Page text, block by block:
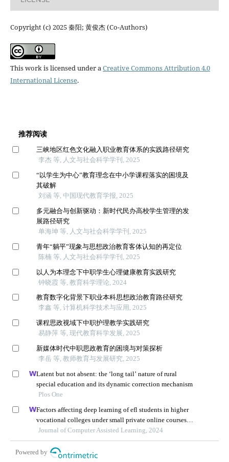
Copyright (c) 2025 秦阳; 黄俊杰 (Co-Authors)
This work is licensed under aCreative Commons Attribution 4.0
International License.
推荐阅读
三峡地区红色文化融入职业教育体系的实践路径研究
李杰 等, 人文与社会科学学刊, 2025
“以学生为中心”教育理念在中小学课程落实的困境及
其破解
刘涵 等, 中国现代教育学报, 2025
多元融合与创新驱动：新时代民办高校学生管理的发
展路径研究
单海坤 等, 人文与社会科学学刊, 2025
青年“躺平”现象与思想政治教育客体认知的再定位
陈楠 等, 人文与社会科学学刊, 2025
以人为本理念下中职学生心理健康教育实践研究
钟晓霞 等, 教育科学理论, 2024
教育数字化背景下职业本科思想政治教育路径研究
李鑫 等, 计算机科学技术与应用, 2025
课程思政视域下中职护理教学实践研究
易静萍 等, 现代教育科学发展, 2025
新媒体时代中职思政教育的困境与对策探析
李岳 等, 教师教育与发展研究, 2025
Latent but not absent: the ‘long tail’ nature of rural
special education and its dynamic correction mechanism
Plos One
Factors affecting deep learning of efl students in higher
vocational colleges under small private online courses-
based settings: a grounded theory approach
Journal of Computer Assisted Learning, 2024
Powered by